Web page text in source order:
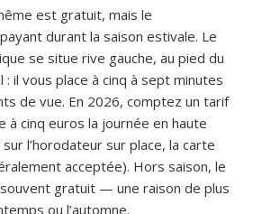
est gratuit, mais le
durant la saison estivale. Le
se situe rive gauche, au pied du
il vous place à cinq à sept minutes
de vue. En 2026, comptez un tarif
à cinq euros la journée en haute
l’horodateur sur place, la carte
acceptée). Hors saison, le
gratuit — une raison de plus
ou l’automne.